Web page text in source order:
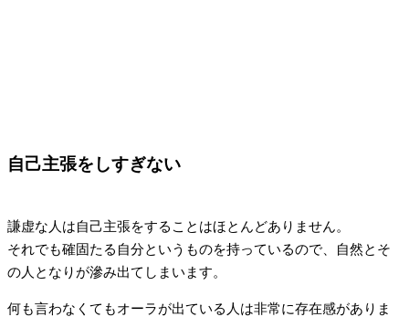
自己主張をしすぎない
謙虚な人は自己主張をすることはほとんどありません。
それでも確固たる自分というものを持っているので、自然とそ
の人となりが滲み出てしまいます。
何も言わなくてもオーラが出ている人は非常に存在感がありま